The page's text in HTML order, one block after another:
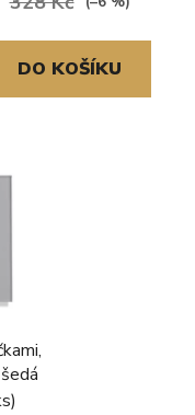
DO KOŠÍKU